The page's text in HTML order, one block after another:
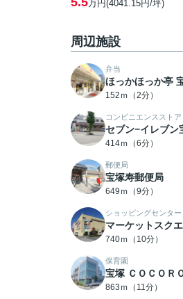
万円(4041.15円/坪)
周辺施設
弁当
ほっかほっか亭
152ｍ（2分）
コンビニエンスストア
セブン−イレブン
414ｍ（6分）
郵便局
宝塚寿郵便局
649ｍ（9分）
ショッピングセンター
マーケットスク
740ｍ（10分）
保育園
宝塚 ＣＯＣＯＲ
863ｍ（11分）